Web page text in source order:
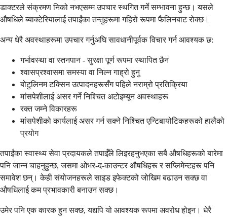
डाक्टरले संक्रमण निको नभएसम्म उपचार स्थगित गर्ने सम्भावना हुन्छ। यसले
औषधिले ब्याक्टेरियालाई तपाईंका तन्तुहरूमा गहिरो रूपमा फैलिनबाट रोक्छ।
अन्य धेरै अवस्थाहरूमा उपचार गर्नुअघि सावधानीपूर्वक विचार गर्न आवश्यक छ:
गर्भावस्था वा स्तनपान - सुरक्षा पूर्ण रूपमा स्थापित छैन
श्वासप्रश्वासमा समस्या वा निल्न गाह्रो हुनु
बोटुलिनम टक्सिन उत्पादनहरूसँग पहिले नराम्रो प्रतिक्रिया
मांसपेशीलाई असर गर्ने निश्चित अटोइम्यून अवस्थाहरू
रक्त जम्ने विकारहरू
मांसपेशीको कार्यलाई असर गर्न सक्ने निश्चित एन्टिबायोटिकहरूको हालैको
प्रयोग
तपाईंका स्वास्थ्य सेवा प्रदायकले तपाईँले लिइरहनुभएका सबै औषधिहरूको बारेमा
पनि जान्न चाहनुहुन्छ, जसमा ओभर-द-काउन्टर औषधिहरू र सप्लिमेन्टहरू पनि
समावेश छन्। केही संयोजनहरूले साइड इफेक्टको जोखिम बढाउन सक्छ वा
औषधिलाई कम प्रभावकारी बनाउन सक्छ।
उमेर पनि एक कारक हुन सक्छ, यद्यपि यो आवश्यक रूपमा अवरोध होइन। धेरै